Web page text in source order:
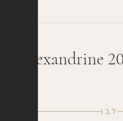
Alexandrine
לבן